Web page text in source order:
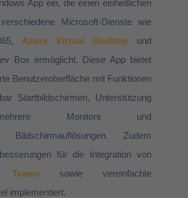
App ein, die einen einheitlichen
Microsoft-Dienste wie
Azure Virtual Desktop und
Box ermöglicht. Diese App bietet
Benutzeroberfläche mit Funktionen
Startbildschirmen, Unterstützung
Monitore und
Bildschirmauflösungen. Zudem
für die Integration von
Teamssowie vereinfachte
implementiert.